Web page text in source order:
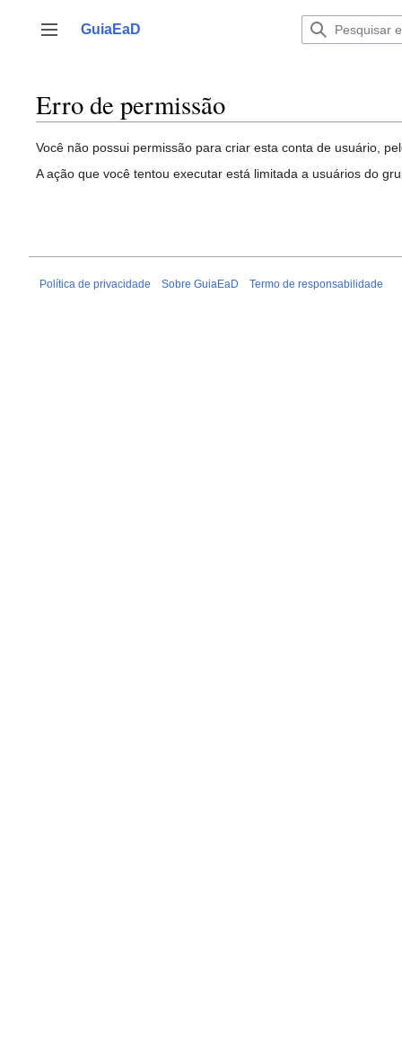
para
Alternar barra lateral
GuiaEaD
Erro de permissão
Você não possui permissão para criar esta conta de usuário,
A ação que você tentou executar está limitada a usuários do
Política de privacidade Sobre GuiaEaD Termo de responsabilidade